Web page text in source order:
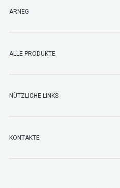
ARNEG
ALLE PRODUKTE
NÜTZLICHE LINKS
KONTAKTE